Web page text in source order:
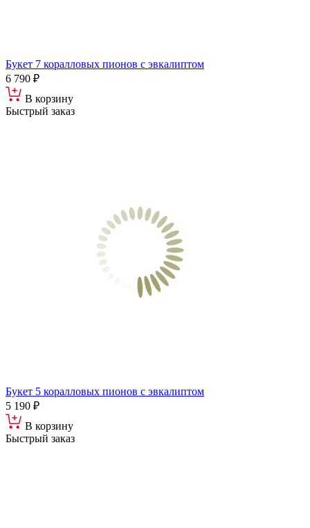
Букет 7 коралловых пионов с эвкалиптом
6 790 ₽
В корзину
Быстрый заказ
Букет 5 коралловых пионов с эвкалиптом
5 190 ₽
В корзину
Быстрый заказ